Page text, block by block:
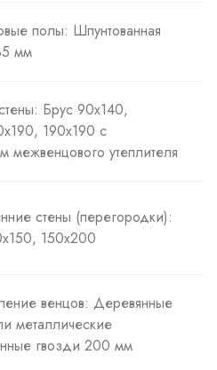
полы: Шпунтованная
мм
Брус 90х140,
190х190 с
межвенцового утеплителя
стены (перегородки):
150х200
венцов: Деревянные
металлические
гвозди 200 мм